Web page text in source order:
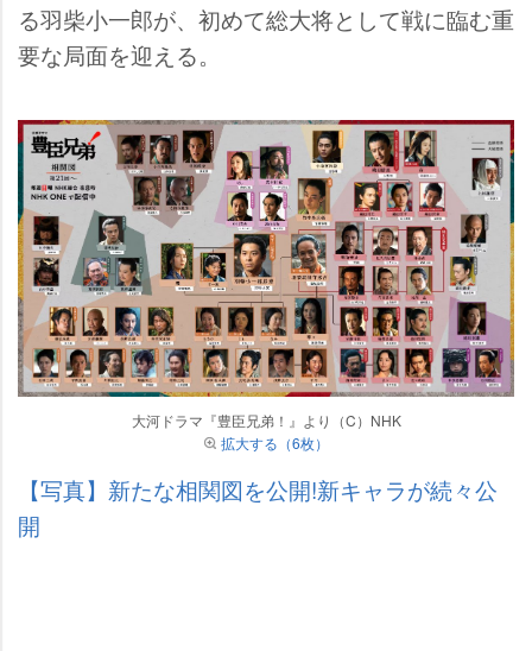
る羽柴小一郎が、初めて総大将として戦に臨む重
要な局面を迎える。
大河ドラマ『豊臣兄弟！』より（C）NHK
拡大する（6枚）
【写真】新たな相関図を公開!新キャラが続々公
開